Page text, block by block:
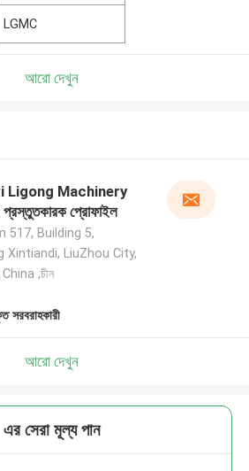
LGMC
আরো দেখুন
Ligong Machinery
প্রোফাইল
517, Building 5,
Xintiandi, LiuZhou City,
,চীন
সরবরাহকারী
আরো দেখুন
এর সেরা মূল্য পান